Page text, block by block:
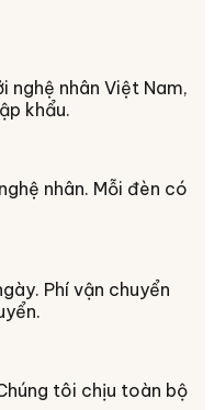
nghệ nhân Việt Nam,
khẩu.
nhân. Mỗi đèn có
Phí vận chuyển
tôi chịu toàn bộ